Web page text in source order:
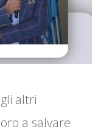
altri
a salvare